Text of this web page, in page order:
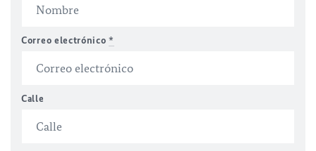
Correo electrónico*
Calle